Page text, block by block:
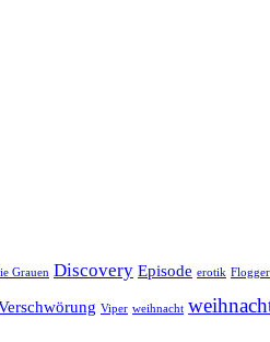
Grauen Discovery Episode erotik Flogger
Viper weihnacht